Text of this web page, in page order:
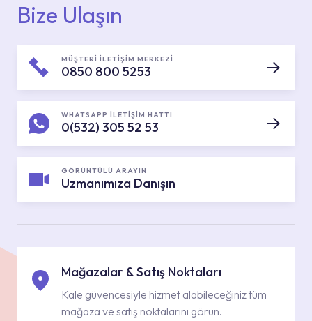
Bize Ulaşın
MÜŞTERİ İLETİŞİM MERKEZİ
0850 800 5253
WHATSAPP İLETİŞİM HATTI
0(532) 305 52 53
GÖRÜNTÜLÜ ARAYIN
Uzmanımıza Danışın
Mağazalar & Satış Noktaları
Kale güvencesiyle hizmet alabileceğiniz tüm
mağaza ve satış noktalarını görün.